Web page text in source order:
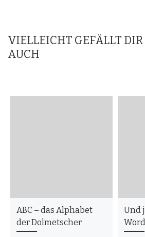
VIELLEICHT GEFÄLLT DIR
AUCH
ABC – das Alphabet
der Dolmetscher
Und